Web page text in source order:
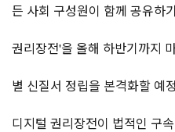
든 사회 구성원이 함께 공유하
권리장전'을 올해 하반기까지
별 신질서 정립을 본격화할 예
디지털 권리장전이 법적인 구